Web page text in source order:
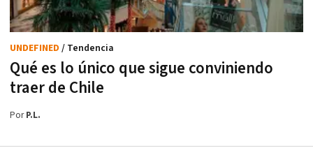
Qué es lo único que sigue conviniendo
traer de Chile
UNDEFINED / Tendencia
PorP.L.